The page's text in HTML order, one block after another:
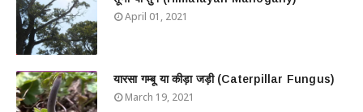
April 01, 2021
यारसा गम्बू या कीड़ा जड़ी (Caterpillar Fungus)
March 19, 2021